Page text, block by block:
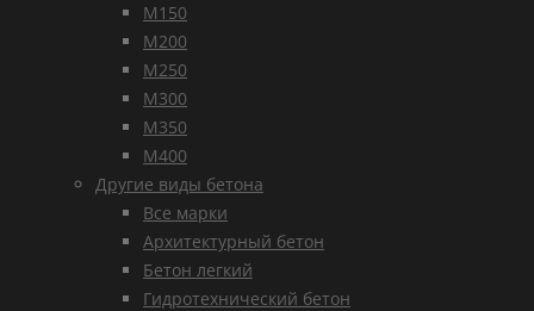
М150
М200
М250
М300
М350
М400
Другие виды бетона
Все марки
Архитектурный бетон
Бетон легкий
Гидротехнический бетон